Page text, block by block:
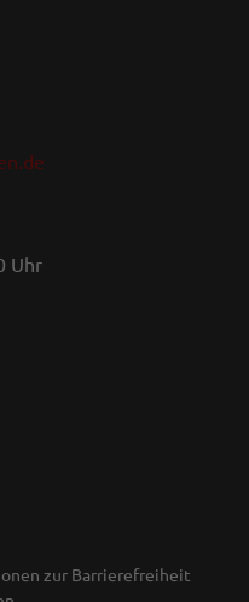
Uhr
zur Barrierefreiheit